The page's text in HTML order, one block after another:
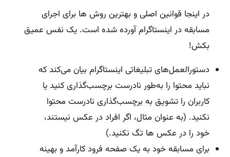
در اینجا قوانین اصلی و بهترین روش ها برای اجرای
مسابقه در اینستاگرام آورده شده است. یک نفس عمیق
بکش!
دستورالعمل‌های تبلیغاتی اینستاگرام بیان می‌کند که
نباید محتوا را به‌طور نادرست برچسب‌گذاری کنید یا
کاربران را تشویق به برچسب‌گذاری نادرست محتوا
نکنید. (به عنوان مثال، اگر افراد در عکس نیستند،
خود را در عکس ها تگ نکنید.)
برای مسابقه خود به یک صفحه فرود کارآمد و بهینه